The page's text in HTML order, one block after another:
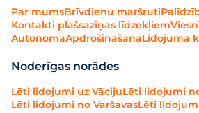
Par mumsBrīvdienu maršruti
Kontakti plašsaziņas līdzekļiem
AutonomaApdrošināšanaLidojuma
Noderīgas norādes
Lēti lidojumi uz VācijuLēti lidojumi
Lēti lidojumi no VaršavasLēti